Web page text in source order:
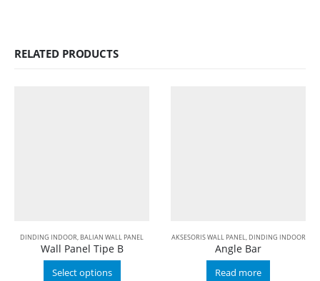
RELATED PRODUCTS
DINDING INDOOR, BALIAN WALL PANEL
Wall Panel Tipe B
Select options
AKSESORIS WALL PANEL, DINDING INDOOR
Angle Bar
Read more